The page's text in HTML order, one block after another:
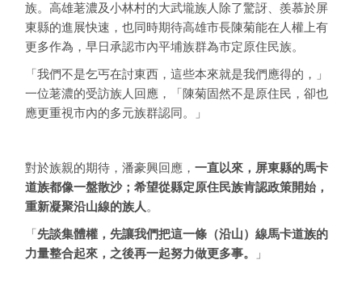
族。高雄荖濃及小林村的大武壠族人除了驚訝、羨慕於屏
東縣的進展快速，也同時期待高雄市長陳菊能在人權上有
更多作為，早日承認市內平埔族群為市定原住民族。
「我們不是乞丐在討東西，這些本來就是我們應得的，」
一位荖濃的受訪族人回應，「陳菊固然不是原住民，卻也
應更重視市內的多元族群認同。」
對於族親的期待，潘豪興回應，一直以來，屏東縣的馬卡
道族都像一盤散沙；希望從縣定原住民族肯認政策開始，
重新凝聚沿山線的族人。
「先談集體權，先讓我們把這一條（沿山）線馬卡道族的
力量整合起來，之後再一起努力做更多事。
」